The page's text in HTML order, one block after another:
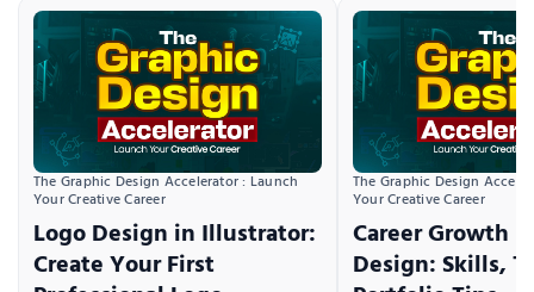
The Graphic Design Accelerator : Launch
Your Creative Career
Logo Design in Illustrator:
Create Your First
The Graphic Design
Your Creative Career
Career Growth
Design: Skills,